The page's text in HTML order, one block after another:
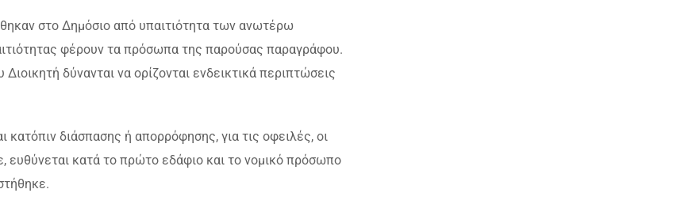
στο Δημόσιο από υπαιτιότητα των ανωτέρω
φέρουν τα πρόσωπα της παρούσας παραγράφου.
δύνανται να ορίζονται ενδεικτικά περιπτώσεις
διάσπασης ή απορρόφησης, για τις οφειλές, οι
ευθύνεται κατά το πρώτο εδάφιο και το νομικό πρόσωπο